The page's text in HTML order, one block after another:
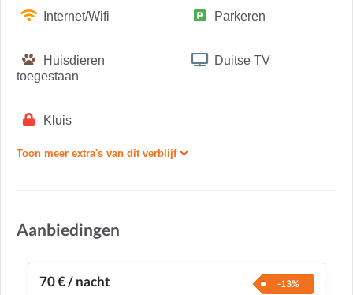
Internet/Wifi Parkeren
Huisdieren
toegestaan
Duitse TV
Kluis
Toon meer extra's van dit verblijf
Aanbiedingen
70 €/ nacht
-13%